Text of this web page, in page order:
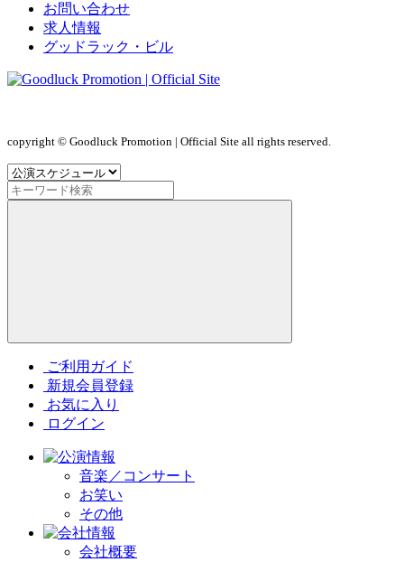
お問い合わせ
求人情報
グッドラック・ビル
copyright © Goodluck Promotion | Official Site all rights reserved.
ご利用ガイド
新規会員登録
お気に入り
ログイン
音楽／コンサート
お笑い
その他
会社概要